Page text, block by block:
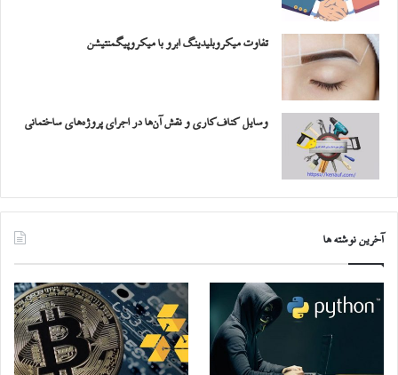
تفاوت میکروبلیدینگ ابرو با میکروپیگمنتیشن
وسایل کناف‌کاری و نقش آن‌ها در اجرای پروژه‌های ساختمانی
آخرین نوشته ها